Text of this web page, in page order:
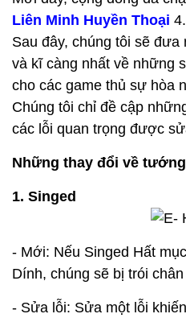
Liên Minh Huyền Thoại
Sau đây, chúng tôi sẽ
và kĩ càng nhất về những
cho các game thủ sự hòa
Chúng tôi chỉ đề cập
các lỗi quan trọng được
Những thay đổi về tướng
1. Singed
- Mới: Nếu Singed Hất
Dính, chúng sẽ bị trói
- Sửa lỗi: Sửa một lỗi